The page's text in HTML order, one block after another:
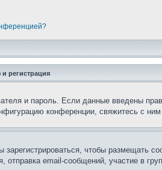
регистрация
и пароль. Если данные введены
конференции, свяжитесь с
чтобы размещать
email-сообщений, участие в